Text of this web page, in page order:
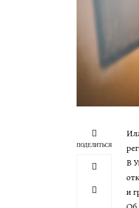
ПОДЕЛИТЬСЯ
В
и